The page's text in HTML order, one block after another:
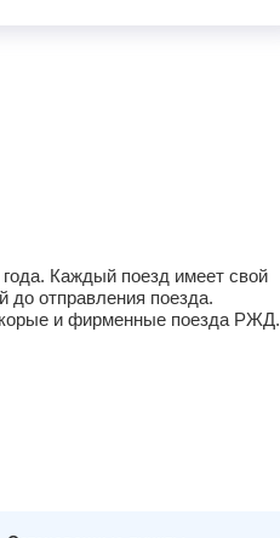
Каждый поезд имеет свой
до отправления поезда.
и фирменные поезда РЖД.